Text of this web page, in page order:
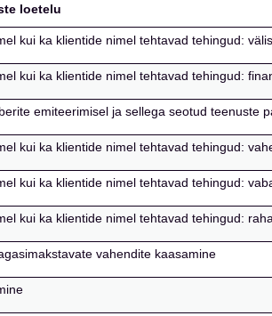
loetelu
kui ka klientide nimel tehtavad tehingud:
kui ka klientide nimel tehtavad tehingud:
emiteerimisel ja sellega seotud teenuste
kui ka klientide nimel tehtavad tehingud:
kui ka klientide nimel tehtavad tehingud:
kui ka klientide nimel tehtavad tehingud:
vahendite kaasamine